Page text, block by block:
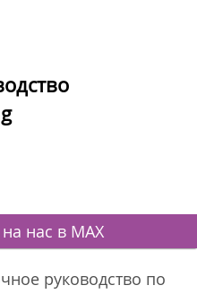
нас в MAX
руководство по